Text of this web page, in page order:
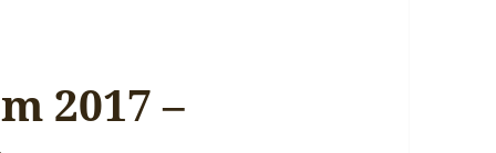
2017 –